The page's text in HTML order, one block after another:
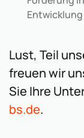
Entwicklung
Lust, Teil
freuen wir
Sie Ihre
bs.de.